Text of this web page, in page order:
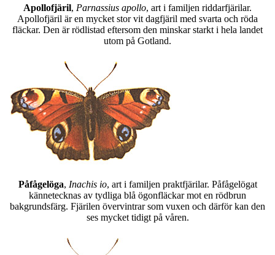
Apollofjäril, Parnassius apollo, art i familjen riddarfjärilar.
Apollofjäril är en mycket stor vit dagfjäril med svarta och röda
fläckar. Den är rödlistad eftersom den minskar starkt i hela landet
utom på Gotland.
Påfågelöga, Inachis io, art i familjen praktfjärilar. Påfågelögat
kännetecknas av tydliga blå ögonfläckar mot en rödbrun
bakgrundsfärg. Fjärilen övervintrar som vuxen och därför kan den
ses mycket tidigt på våren.